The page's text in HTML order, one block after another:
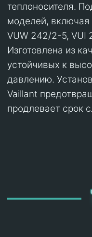
теплоносителя.
моделей,
VUW 242/2-5, VUI
Изготовлена из
устойчивых к
давлению.
Vaillant
продлевает срок